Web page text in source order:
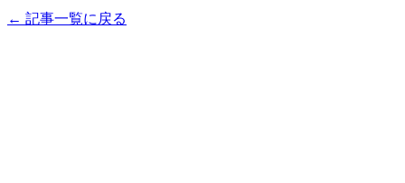
← 記事一覧に戻る